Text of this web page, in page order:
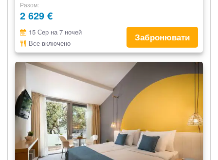
Разом
2 629 €
15 Сер на 7 ночей
Все включено
Забронювати